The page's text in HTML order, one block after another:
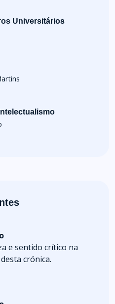
Universitários
e sentido crítico na
crónica.